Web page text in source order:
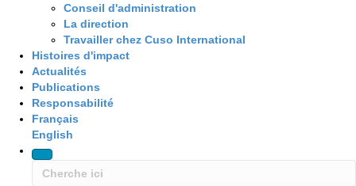
Conseil d'administration
La direction
Travailler chez Cuso International
Histoires d'impact
Actualités
Publications
Responsabilité
Français
English